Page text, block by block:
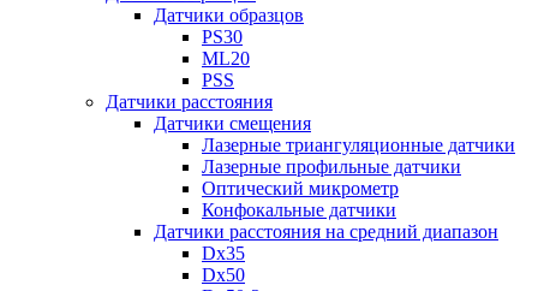
Датчики образцов
PS30
ML20
PSS
Датчики расстояния
Датчики смещения
Лазерные триангуляционные датчики
Лазерные профильные датчики
Оптический микрометр
Конфокальные датчики
Датчики расстояния на средний диапазон
Dx35
Dx50